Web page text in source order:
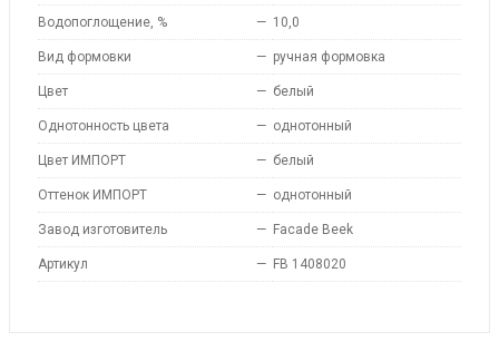
Водопоглощение, % — 10,0
Вид формовки — ручная формовка
Цвет — белый
Однотонность цвета — однотонный
Цвет ИМПОРТ — белый
Оттенок ИМПОРТ — однотонный
Завод изготовитель — Facade Beek
Артикул — FB 1408020